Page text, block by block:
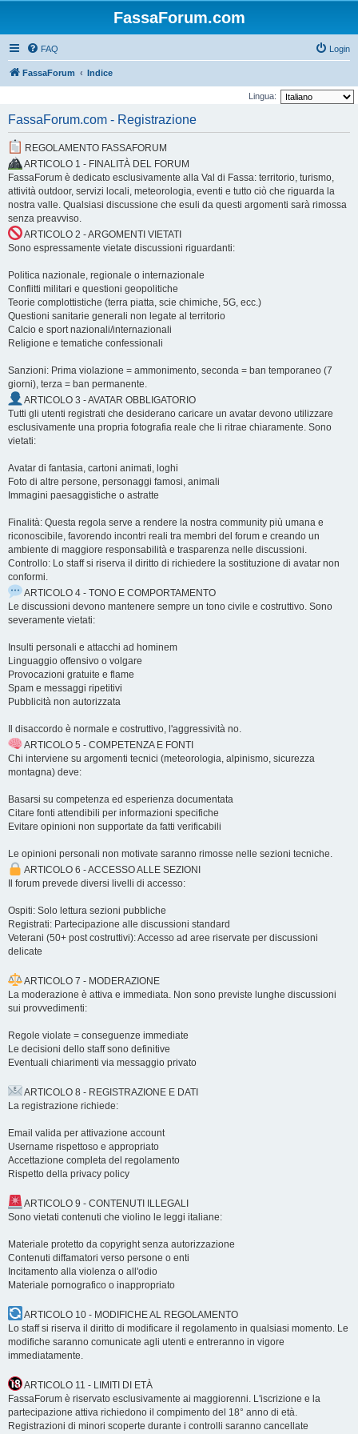
FassaForum.com
FAQ Login
FassaForum Indice
Lingua:
FassaForum.com - Registrazione
REGOLAMENTO FASSAFORUM
ARTICOLO 1 - FINALITÀ DEL FORUM
FassaForum è dedicato esclusivamente alla Val di Fassa: territorio, turismo,
attività outdoor, servizi locali, meteorologia, eventi e tutto ciò che riguarda la
nostra valle. Qualsiasi discussione che esuli da questi argomenti sarà rimossa
senza preavviso.
ARTICOLO 2 - ARGOMENTI VIETATI
Sono espressamente vietate discussioni riguardanti:
Politica nazionale, regionale o internazionale
Conflitti militari e questioni geopolitiche
Teorie complottistiche (terra piatta, scie chimiche, 5G, ecc.)
Questioni sanitarie generali non legate al territorio
Calcio e sport nazionali/internazionali
Religione e tematiche confessionali
Sanzioni: Prima violazione = ammonimento, seconda = ban temporaneo (7
giorni), terza = ban permanente.
ARTICOLO 3 - AVATAR OBBLIGATORIO
Tutti gli utenti registrati che desiderano caricare un avatar devono utilizzare
esclusivamente una propria fotografia reale che li ritrae chiaramente. Sono
vietati:
Avatar di fantasia, cartoni animati, loghi
Foto di altre persone, personaggi famosi, animali
Immagini paesaggistiche o astratte
Finalità: Questa regola serve a rendere la nostra community più umana e
riconoscibile, favorendo incontri reali tra membri del forum e creando un
ambiente di maggiore responsabilità e trasparenza nelle discussioni.
Controllo: Lo staff si riserva il diritto di richiedere la sostituzione di avatar non
conformi.
ARTICOLO 4 - TONO E COMPORTAMENTO
Le discussioni devono mantenere sempre un tono civile e costruttivo. Sono
severamente vietati:
Insulti personali e attacchi ad hominem
Linguaggio offensivo o volgare
Provocazioni gratuite e flame
Spam e messaggi ripetitivi
Pubblicità non autorizzata
Il disaccordo è normale e costruttivo, l'aggressività no.
ARTICOLO 5 - COMPETENZA E FONTI
Chi interviene su argomenti tecnici (meteorologia, alpinismo, sicurezza
montagna) deve:
Basarsi su competenza ed esperienza documentata
Citare fonti attendibili per informazioni specifiche
Evitare opinioni non supportate da fatti verificabili
Le opinioni personali non motivate saranno rimosse nelle sezioni tecniche.
ARTICOLO 6 - ACCESSO ALLE SEZIONI
Il forum prevede diversi livelli di accesso:
Ospiti: Solo lettura sezioni pubbliche
Registrati: Partecipazione alle discussioni standard
Veterani (50+ post costruttivi): Accesso ad aree riservate per discussioni
delicate
ARTICOLO 7 - MODERAZIONE
La moderazione è attiva e immediata. Non sono previste lunghe discussioni
sui provvedimenti:
Regole violate = conseguenze immediate
Le decisioni dello staff sono definitive
Eventuali chiarimenti via messaggio privato
ARTICOLO 8 - REGISTRAZIONE E DATI
La registrazione richiede:
Email valida per attivazione account
Username rispettoso e appropriato
Accettazione completa del regolamento
Rispetto della privacy policy
ARTICOLO 9 - CONTENUTI ILLEGALI
Sono vietati contenuti che violino le leggi italiane:
Materiale protetto da copyright senza autorizzazione
Contenuti diffamatori verso persone o enti
Incitamento alla violenza o all'odio
Materiale pornografico o inappropriato
ARTICOLO 10 - MODIFICHE AL REGOLAMENTO
Lo staff si riserva il diritto di modificare il regolamento in qualsiasi momento. Le
modifiche saranno comunicate agli utenti e entreranno in vigore
immediatamente.
ARTICOLO 11 - LIMITI DI ETÀ
FassaForum è riservato esclusivamente ai maggiorenni. L'iscrizione e la
partecipazione attiva richiedono il compimento del 18° anno di età.
Registrazioni di minori scoperte durante i controlli saranno cancellate